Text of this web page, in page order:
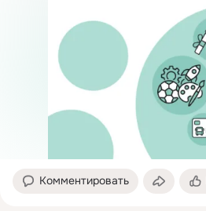
Комментировать